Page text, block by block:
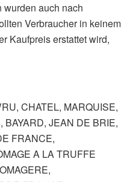
auch nach
Verbraucher in keinem
Kaufpreis erstattet wird,
CHATEL, MARQUISE,
BAYARD, JEAN DE BRIE,
FRANCE,
A LA TRUFFE